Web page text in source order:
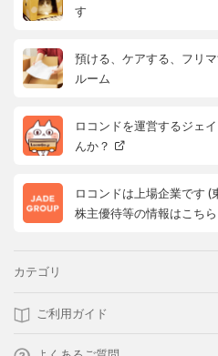
す
預ける、ケアする、フリ
ルーム
ロコンドを運営するジェ
んか？
ロコンドは上場企業です (
株主優待等の情報はこちら
カテゴリ
ご利用ガイド